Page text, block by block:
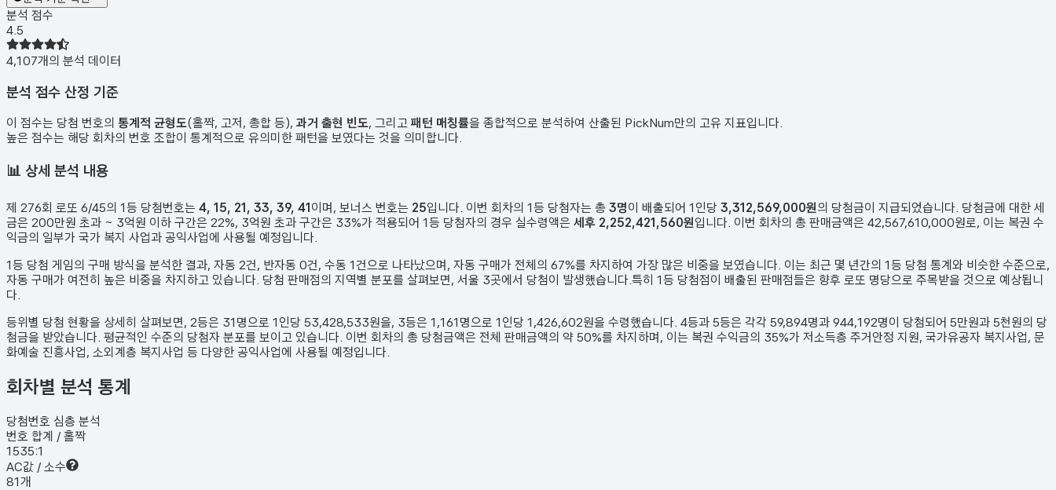
분석 점수
4.5
4,107개의 분석 데이터
분석 점수 산정 기준
이 점수는 당첨 번호의 통계적 균형도(홀짝, 고저, 총합 등), 과거 출현 빈도, 그리고 패턴 매칭률을 종합적으로 분석하여 산출된 PickNum만의 고유 지표입니다.
높은 점수는 해당 회차의 번호 조합이 통계적으로 유의미한 패턴을 보였다는 것을 의미합니다.
📊 상세 분석 내용
제 276회 로또 6/45의 1등 당첨번호는 4, 15, 21, 33, 39, 41이며, 보너스 번호는 25입니다. 이번 회차의 1등 당첨자는 총 3명이 배출되어 1인당 3,312,569,000원의 당첨금이 지급되었습니다. 당첨금에 대한 세
금은 200만원 초과 ~ 3억원 이하 구간은 22%, 3억원 초과 구간은 33%가 적용되어 1등 당첨자의 경우 실수령액은 세후 2,252,421,560원입니다. 이번 회차의 총 판매금액은 42,567,610,000원로, 이는 복권 수
익금의 일부가 국가 복지 사업과 공익사업에 사용될 예정입니다.
1등 당첨 게임의 구매 방식을 분석한 결과, 자동 2건, 반자동 0건, 수동 1건 으로 나타났으며, 자동 구매가 전체의 67%를 차지하여 가장 많은 비중을 보였습니다. 이는 최근 몇 년간의 1등 당첨 통계와 비슷한 수준으로,
자동 구매가 여전히 높은 비중을 차지하고 있습니다. 당첨 판매점의 지역별 분포를 살펴보면, 서울 3곳에서 당첨이 발생했습니다. 특히 1등 당첨점이 배출된 판매점들은 향후 로또 명당으로 주목받을 것으로 예상됩니
다.
등위별 당첨 현황을 상세히 살펴보면, 2등은 31 명으로 1인당 53,428,533원을, 3등은 1,161 명으로 1인당 1,426,602원을 수령했습니다. 4등과 5등은 각각 59,894명과 944,192명이 당첨되어 5만원과 5천원의 당
첨금을 받았습니다. 평균적인 수준의 당첨자 분포를 보이고 있습니다. 이번 회차의 총 당첨금액은 전체 판매금액의 약 50%를 차지하며, 이는 복권 수익금의 35%가 저소득층 주거안정 지원, 국가유공자 복지사업, 문
화예술 진흥사업, 소외계층 복지사업 등 다양한 공익사업에 사용될 예정입니다.
회차별 분석 통계
당첨번호 심층 분석
번호 합계 / 홀짝
1535:1
AC값 / 소수
81개